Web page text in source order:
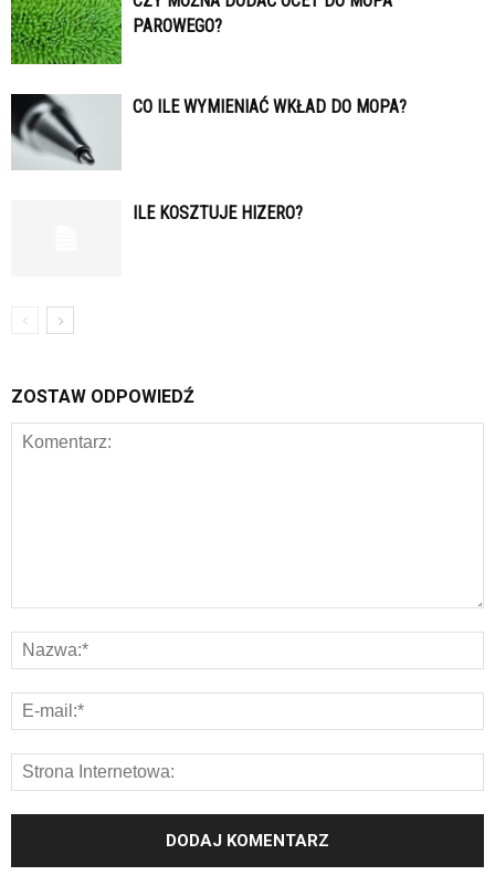
PAROWEGO?
CO ILE WYMIENIAĆ WKŁAD DO MOPA?
ILE KOSZTUJE HIZERO?
ZOSTAW ODPOWIEDŹ